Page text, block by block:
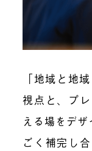
「地域と地
視点と、プ
える場をデ
ごく補完し